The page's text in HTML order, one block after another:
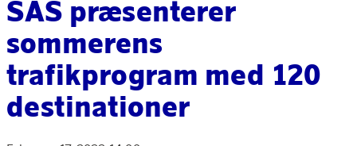
SAS præsenterer
sommerens
trafikprogram med 120
destinationer